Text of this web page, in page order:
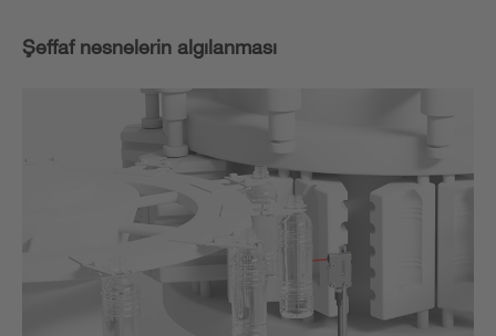
Şeffaf nesnelerin algılanması